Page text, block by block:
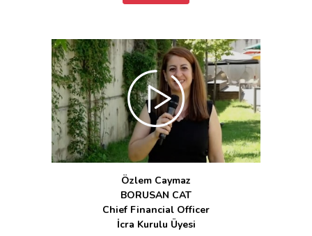
Özlem Caymaz
BORUSAN CAT
Chief Financial Officer
İcra Kurulu Üyesi